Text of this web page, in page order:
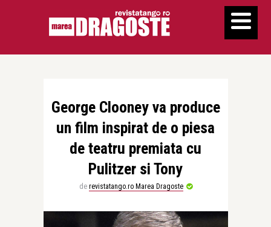
George Clooney va produce
un film inspirat de o piesa
de teatru premiata cu
Pulitzer si Tony
de revistatango.ro Marea Dragoste